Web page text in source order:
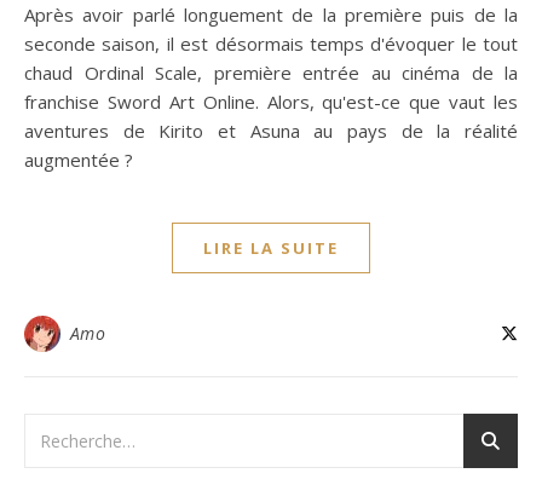
Après avoir parlé longuement de la première puis de la
seconde saison, il est désormais temps d'évoquer le tout
chaud Ordinal Scale, première entrée au cinéma de la
franchise Sword Art Online. Alors, qu'est-ce que vaut les
aventures de Kirito et Asuna au pays de la réalité
augmentée ?
LIRE LA SUITE
Amo